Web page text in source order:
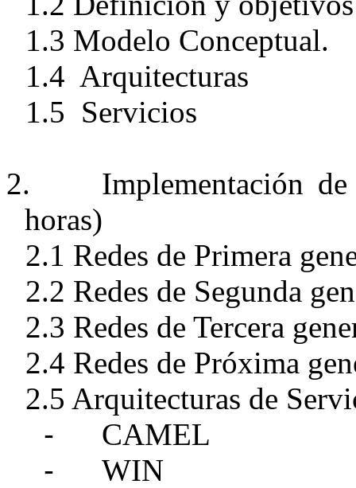
1.3 Modelo Conceptual.
1.4 Arquitecturas
1.5 Servicios
2.
Implementación
horas)
2.1 Redes de Primera
2.2 Redes de Segunda
2.3 Redes de Tercera
2.4 Redes de Próxima
2.5 Arquitecturas de
-
CAMEL
-
WIN